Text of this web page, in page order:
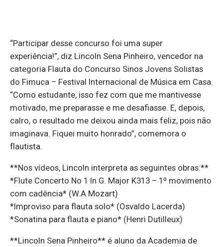
“Participar desse concurso foi uma super
experiência!”, diz Lincoln Sena Pinheiro, vencedor na
categoria Flauta do Concurso Sinos Jovens Solistas
do Fimuca – Festival Internacional de Música em Casa.
“Como estudante, isso fez com que me mantivesse
motivado, me preparasse e me desafiasse. E, depois,
calro, o resultado me deixou ainda mais feliz, pois não
imaginava. Fiquei muito honrado”, comemora o
flautista.
**Nos vídeos, Lincoln interpreta as seguintes obras:**
*Flute Concerto No 1 In G. Major K313 – 1º movimento
com cadência* (W.A Mozart)
*Improviso para flauta solo* (Osvaldo Lacerda)
*Sonatina para flauta e piano* (Henri Dutilleux)
**Lincoln Sena Pinheiro** é aluno da Academia de